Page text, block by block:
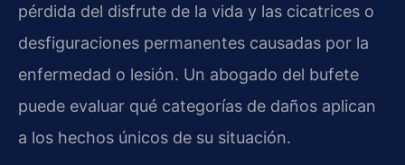
pérdida del disfrute de la vida y las cicatrices o
desfiguraciones permanentes causadas por la
enfermedad o lesión. Un abogado del bufete
puede evaluar qué categorías de daños aplican
a los hechos únicos de su situación.